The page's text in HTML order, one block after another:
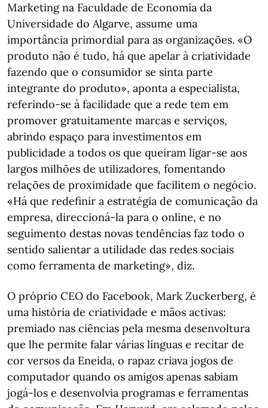
Marketing na Faculdade de Economia da
Universidade do Algarve, assume uma
importância primordial para as organizações. «O
produto não é tudo, há que apelar à criatividade
fazendo que o consumidor se sinta parte
integrante do produto», aponta a especialista,
referindo-se à facilidade que a rede tem em
promover gratuitamente marcas e serviços,
abrindo espaço para investimentos em
publicidade a todos os que queiram ligar-se aos
largos milhões de utilizadores, fomentando
relações de proximidade que facilitem o negócio.
«Há que redefinir a estratégia de comunicação da
empresa, direccioná-la para o online, e no
seguimento destas novas tendências faz todo o
sentido salientar a utilidade das redes sociais
como ferramenta de marketing», diz.
O próprio CEO do Facebook, Mark Zuckerberg, é
uma história de criatividade e mãos activas:
premiado nas ciências pela mesma desenvoltura
que lhe permite falar várias línguas e recitar de
cor versos da Eneida, o rapaz criava jogos de
computador quando os amigos apenas sabiam
jogá-los e desenvolvia programas e ferramentas